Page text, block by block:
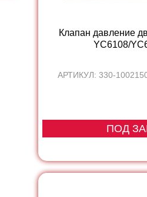
Клапан давление
YC6108/
АРТИКУЛ: 330-
ПОД